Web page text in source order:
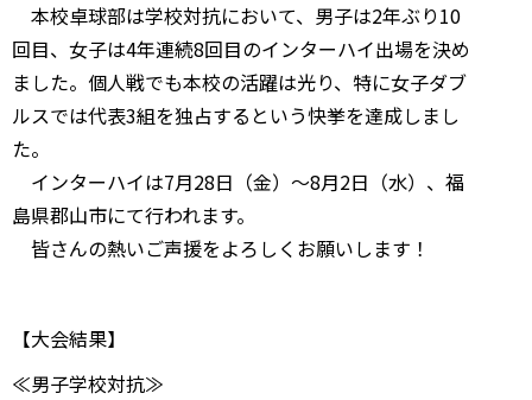
本校卓球部は学校対抗において、男子は2年ぶり10
回目、女子は4年連続8回目のインターハイ出場を決め
ました。個人戦でも本校の活躍は光り、特に女子ダブ
ルスでは代表3組を独占するという快挙を達成しまし
た。
インターハイは7月28日（金）～8月2日（水）、福
島県郡山市にて行われます。
皆さんの熱いご声援をよろしくお願いします！
【大会結果】
≪男子学校対抗≫